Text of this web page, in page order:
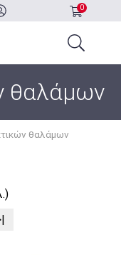
0
θαλάμων
θαλάμων